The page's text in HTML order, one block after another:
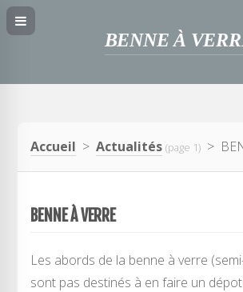
BENNE À
Accueil >Actualités (page 1) >
BENNE À VERRE
Les abords de la benne à verre
sont pas destinés à en faire un